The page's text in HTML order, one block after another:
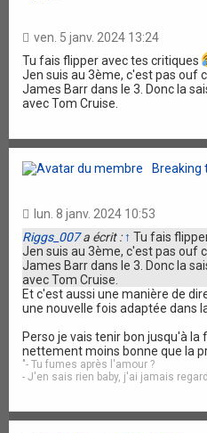
ven. 5 janv. 2024 13:24
Tu fais flipper avec tes critiques
Jen suis au 3ème, c'est pas ouf
James Barr dans le 3. Donc la
avec Tom Cruise.
Breaking
lun. 8 janv. 2024 10:53
Riggs_007a écrit : ↑ Tu fais
Jen suis au 3ème, c'est pas ouf
James Barr dans le 3. Donc la
avec Tom Cruise.
Et c'est aussi une manière de
une nouvelle fois adaptée dans
Perso je vais tenir bon jusqu'à la
nettement moins bonne que la
"- Tu fumes après l'amour ?
- J'en sais rien baby, j'ai jamais